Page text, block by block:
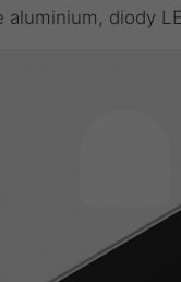
diody